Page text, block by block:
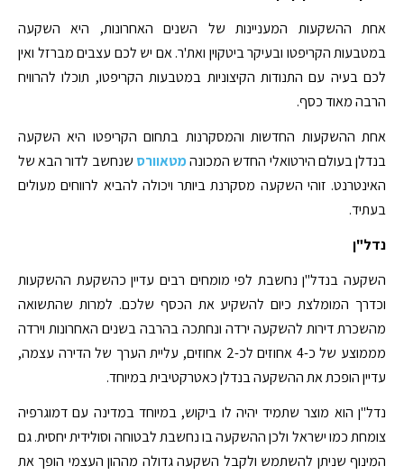
אחת ההשקעות המעניינות של השנים האחרונות, היא השקעה
במטבעות הקריפטו ובעיקר ביטקוין ואת'ר. אם יש לכם עצבים מברזל ואין
לכם בעיה עם התנודות הקיצוניות במטבעות הקריפטו, תוכלו להרוויח
הרבה מאוד כסף.
אחת ההשקעות החדשות והמסקרנות בתחום הקריפטו היא השקעה
בנדלן בעולם הירטואלי החדש המכונהמטאוורס שנחשב לדור הבא של
האינטרנט. זוהי השקעה מסקרנת ביותר ויכולה להביא לרווחים מעולים
בעתיד.
נדל"ן
השקעה בנדל"ן נחשבת לפי מומחים רבים עדיין כהשקעת ההשקעות
וכדרך המומלצת כיום להשקיע את הכסף שלכם. למרות שהתשואה
מהשכרת דירות להשקעה ירדה ונחתכה בהרבה בשנים האחרונות וירדה
מממוצע של כ-4 אחוזים לכ-2 אחוזים, עליית הערך של הדירה עצמה,
עדיין הופכת את ההשקעה בנדלן כאטרקטיבית במיוחד.
נדל"ן הוא מוצר שתמיד יהיה לו ביקוש, במיוחד במדינה עם דמוגרפיה
צומחת כמו ישראל ולכן ההשקעה בו נחשבת לבטוחה וסולידית יחסית. גם
המינוף שניתן להשתמש ולקבל השקעה גדולה מההון העצמי הופך את